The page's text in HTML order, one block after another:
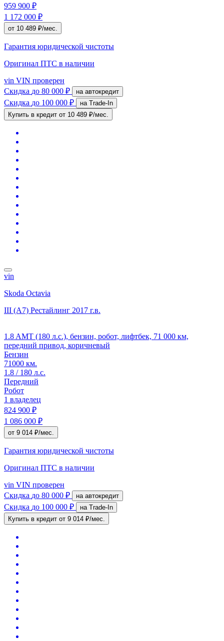
959 900 ₽
1 172 000 ₽
от 10 489 ₽/мес.
Гарантия юридической чистоты
Оригинал ПТС в наличии
vin VIN проверен
Скидка до 80 000 ₽ на автокредит
Скидка до 100 000 ₽
на Trade-In
Купить в кредит от 10 489 ₽/мес.
vin
Skoda Octavia
III (A7) Рестайлинг 2017 г.в.
1.8 AMT (180 л.с.), бензин, робот, лифтбек, 71 000 км,
передний привод, коричневый
Бензин
71000 км.
1.8 / 180 л.с.
Передний
Робот
1 владелец
824 900 ₽
1 086 000 ₽
от 9 014 ₽/мес.
Гарантия юридической чистоты
Оригинал ПТС в наличии
vin VIN проверен
Скидка до 80 000 ₽ на автокредит
Скидка до 100 000 ₽
на Trade-In
Купить в кредит от 9 014 ₽/мес.